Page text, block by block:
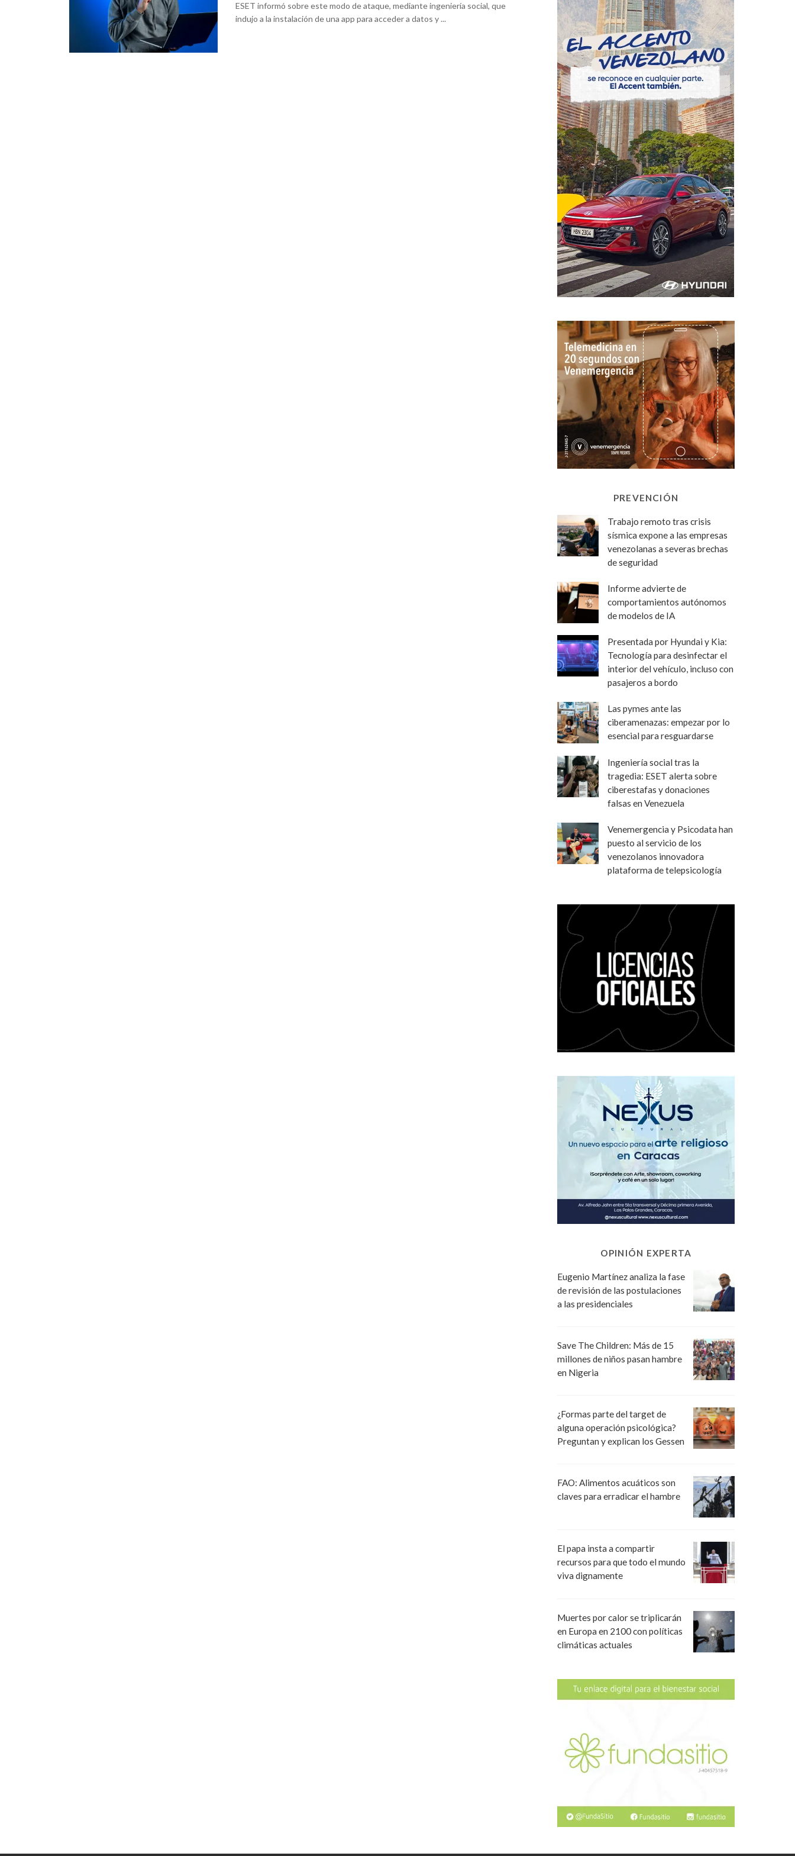
ESET informó sobre este modo de ataque, mediante ingeniería social, que
indujo a la instalación de una app para acceder a datos y ...
PREVENCIÓN
Trabajo remoto tras crisis
sísmica expone a las empresas
venezolanas a severas brechas
de seguridad
Informe advierte de
comportamientos autónomos
de modelos de IA
Presentada por Hyundai y Kia:
Tecnología para desinfectar el
interior del vehículo, incluso con
pasajeros a bordo
Las pymes ante las
ciberamenazas: empezar por lo
esencial para resguardarse
Ingeniería social tras la
tragedia: ESET alerta sobre
ciberestafas y donaciones
falsas en Venezuela
Venemergencia y Psicodata han
puesto al servicio de los
venezolanos innovadora
plataforma de telepsicología
OPINIÓN EXPERTA
Eugenio Martínez analiza la fase
de revisión de las postulaciones
a las presidenciales
Save The Children: Más de 15
millones de niños pasan hambre
en Nigeria
¿Formas parte del target de
alguna operación psicológica?
Preguntan y explican los Gessen
FAO: Alimentos acuáticos son
claves para erradicar el hambre
El papa insta a compartir
recursos para que todo el mundo
viva dignamente
Muertes por calor se triplicarán
en Europa en 2100 con políticas
climáticas actuales